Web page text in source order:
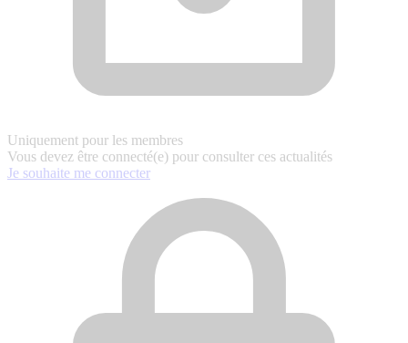
Uniquement pour les membres
Vous devez être connecté(e) pour consulter ces actualités
Je souhaite me connecter